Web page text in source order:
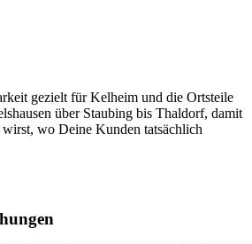
gezielt für Kelheim und die Ortsteile
über Staubing bis Thaldorf, damit
wo Deine Kunden tatsächlich